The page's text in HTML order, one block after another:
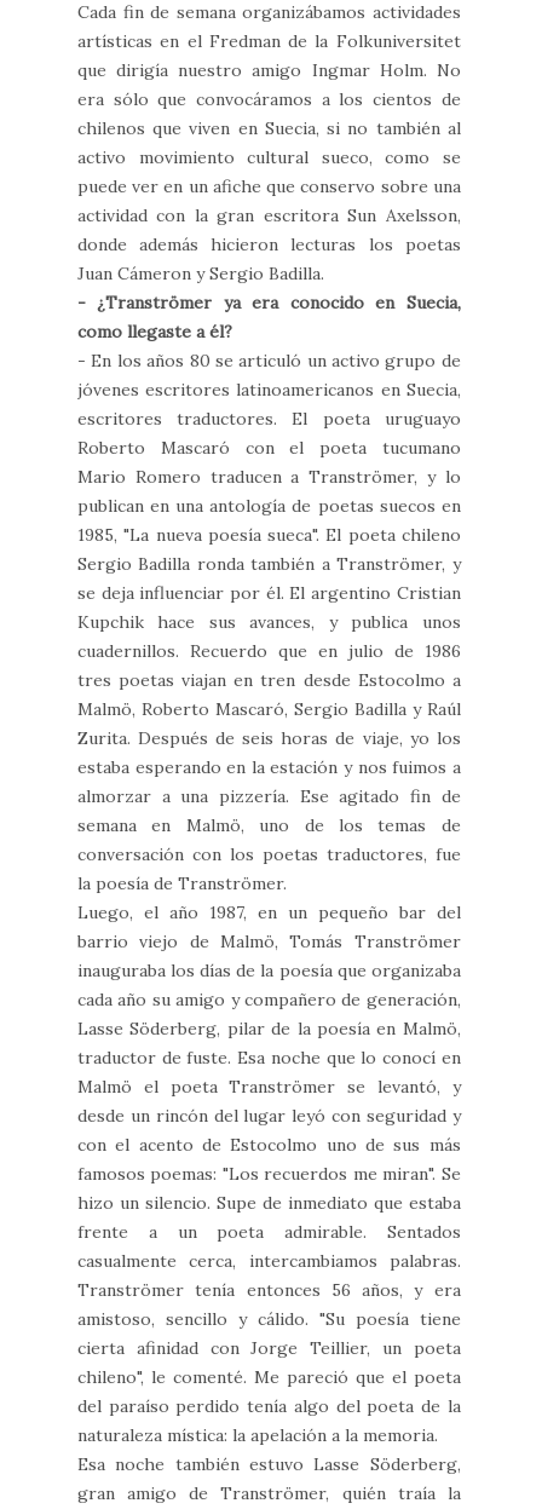
Cada fin de semana organizábamos actividades
artísticas en el Fredman de la Folkuniversitet
que dirigía nuestro amigo Ingmar Holm. No
era sólo que convocáramos a los cientos de
chilenos que viven en Suecia, si no también al
activo movimiento cultural sueco, como se
puede ver en un afiche que conservo sobre una
actividad con la gran escritora Sun Axelsson,
donde además hicieron lecturas los poetas
Juan Cámeron y Sergio Badilla.
- ¿Tranströmer ya era conocido en Suecia,
como llegaste a él?
- En los años 80 se articuló un activo grupo de
jóvenes escritores latinoamericanos en Suecia,
escritores traductores. El poeta uruguayo
Roberto Mascaró con el poeta tucumano
Mario Romero traducen a Tranströmer, y lo
publican en una antología de poetas suecos en
1985, "La nueva poesía sueca". El poeta chileno
Sergio Badilla ronda también a Tranströmer, y
se deja influenciar por él. El argentino Cristian
Kupchik hace sus avances, y publica unos
cuadernillos. Recuerdo que en julio de 1986
tres poetas viajan en tren desde Estocolmo a
Malmö, Roberto Mascaró, Sergio Badilla y Raúl
Zurita. Después de seis horas de viaje, yo los
estaba esperando en la estación y nos fuimos a
almorzar a una pizzería. Ese agitado fin de
semana en Malmö, uno de los temas de
conversación con los poetas traductores, fue
la poesía de Tranströmer.
Luego, el año 1987, en un pequeño bar del
barrio viejo de Malmö, Tomás Tranströmer
inauguraba los días de la poesía que organizaba
cada año su amigo y compañero de generación,
Lasse Söderberg, pilar de la poesía en Malmö,
traductor de fuste. Esa noche que lo conocí en
Malmö el poeta Tranströmer se levantó, y
desde un rincón del lugar leyó con seguridad y
con el acento de Estocolmo uno de sus más
famosos poemas: "Los recuerdos me miran". Se
hizo un silencio. Supe de inmediato que estaba
frente a un poeta admirable. Sentados
casualmente cerca, intercambiamos palabras.
Tranströmer tenía entonces 56 años, y era
amistoso, sencillo y cálido. "Su poesía tiene
cierta afinidad con Jorge Teillier, un poeta
chileno", le comenté. Me pareció que el poeta
del paraíso perdido tenía algo del poeta de la
naturaleza mística: la apelación a la memoria.
Esa noche también estuvo Lasse Söderberg,
gran amigo de Tranströmer, quién traía la